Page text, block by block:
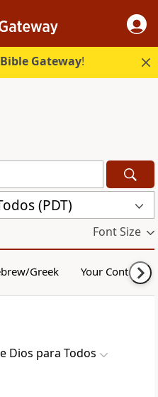
Bible Gateway!
(PDT)
Font Size
Greek Your Content
Dios para Todos